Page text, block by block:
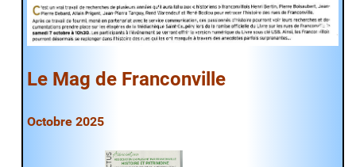
Le Mag de Franconville
Octobre 2025